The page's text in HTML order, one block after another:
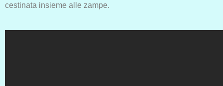
cestinata insieme alle zampe.